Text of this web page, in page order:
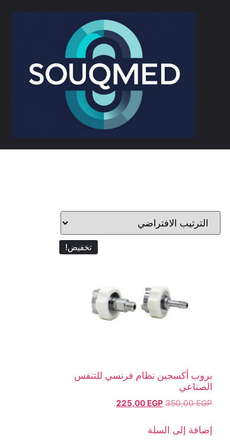
تخفيض!
بروب أكسجين نظام فرنسي للتنفس
الصناعي
350,00EGP
225,00EGP
إضافة إلى السلة